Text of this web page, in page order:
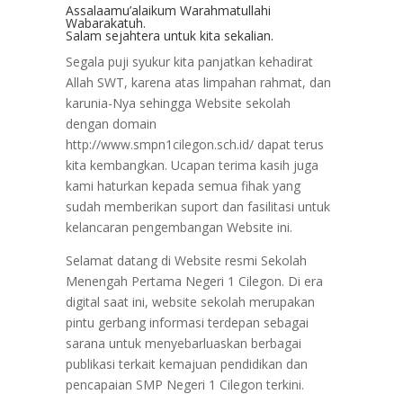
Assalaamu’alaikum Warahmatullahi
Wabarakatuh.
Salam sejahtera untuk kita sekalian.
Segala puji syukur kita panjatkan kehadirat
Allah SWT, karena atas limpahan rahmat, dan
karunia-Nya sehingga Website sekolah
dengan domain
http://www.smpn1cilegon.sch.id/ dapat terus
kita kembangkan. Ucapan terima kasih juga
kami haturkan kepada semua fihak yang
sudah memberikan suport dan fasilitasi untuk
kelancaran pengembangan Website ini.
Selamat datang di Website resmi Sekolah
Menengah Pertama Negeri 1 Cilegon. Di era
digital saat ini, website sekolah merupakan
pintu gerbang informasi terdepan sebagai
sarana untuk menyebarluaskan berbagai
publikasi terkait kemajuan pendidikan dan
pencapaian SMP Negeri 1 Cilegon terkini.